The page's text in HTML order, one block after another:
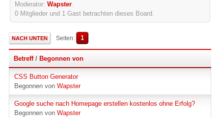
Moderator: Wapster.
0 Mitglieder und 1 Gast betrachten dieses Board.
NACH UNTEN Seiten 1
Betreff/ Begonnen von
CSS Button Generator
Begonnen von Wapster
Google suche nach Homepage erstellen kostenlos ohne Erfolg?
Begonnen von Wapster